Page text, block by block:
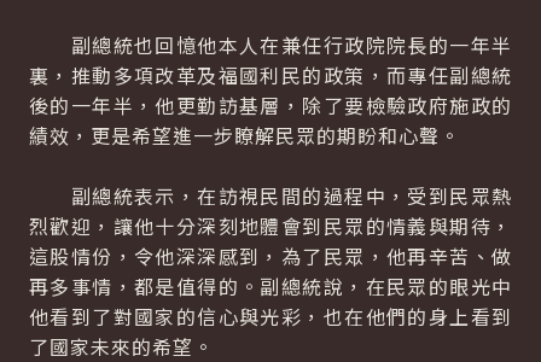
副總統也回憶他本人在兼任行政院院長的一年半
裏，推動多項改革及福國利民的政策，而專任副總統
後的一年半，他更勤訪基層，除了要檢驗政府施政的
績效，更是希望進一步瞭解民眾的期盼和心聲。
副總統表示，在訪視民間的過程中，受到民眾熱
烈歡迎，讓他十分深刻地體會到民眾的情義與期待，
這股情份，令他深深感到，為了民眾，他再辛苦、做
再多事情，都是值得的。副總統說，在民眾的眼光中
他看到了對國家的信心與光彩，也在他們的身上看到
了國家未來的希望。